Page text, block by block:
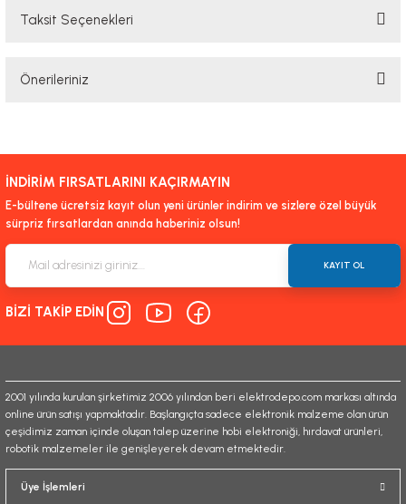
Taksit Seçenekleri
Önerileriniz
yetersiz gördüğünüz noktaları öneri formunu kullanarak tarafımıza
iletebilirsiniz.
Görüş ve önerileriniz için teşekkür ederiz.
Ürün açıklamasında eksik bilgiler bulunuyor.
Ürün bilgilerinde hatalar bulunuyor.
Ürün fiyatı diğer sitelerden daha pahalı.
Gönder
İNDİRİM FIRSATLARINI KAÇIRMAYIN
E-bültene ücretsiz kayıt olun yeni ürünler indirim ve sizlere özel büyük
sürpriz fırsatlardan anında haberiniz olsun!
KAYIT OL
BİZİ TAKİP EDİN
2001 yılında kurulan şirketimiz 2006 yılından beri elektrodepo.com markası altında
online ürün satışı yapmaktadır. Başlangıçta sadece elektronik malzeme olan ürün
çeşidimiz zaman içinde oluşan talep üzerine hobi elektroniği, hırdavat ürünleri,
robotik malzemeler ile genişleyerek devam etmektedir.
Üye İşlemleri